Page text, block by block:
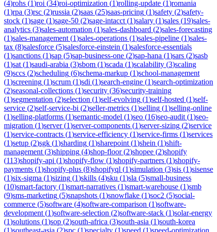
(4)rohs (1)roi (34)roi-optimization (1)rolling-update (1)romania
(1)rpa (3)rsc (2)russia (2)saas (25)saas-pricing (1)safety (2)safety-
stock (1)sage (1)sage-50 (2)sage-intacct (1)salary (1)sales (19)sales-
analytics (3)sales-automation (1)sales-dashboard (2)sales-forecasting
(1)sales-management (1)sales-operations (1)sales-pipeline (1)sales-
tax (8)salesforce (5)salesforce-einstein (1)salesforce-essentials
(1)sanctions (1)sap (5)sap-business-one (2)sap-hana (1)sars (2)sasb
(1)sat (1)saudi-arabia (3)sbom (1)scada (1)scalability (3)scaling
(9)sccs (2)scheduling (6)schema-markup (1)school-management
(1)screening (1)scrum (1)sdi (1)search-engine (1)search-optimization
(2)seasonal-collections (1)security (36)security-training
(1)segmentation (2)selection (1)self-evolving (1)self-hosted (1)self-
service (2)self-service-bi (2)seller-metrics (1)selling (1)selling-online
(1)selling-platforms (1)semantic-model (1)seo (16)seo-audit (1)seo-
migration (1)server(1)server-components (1)server-sizing (2)service
(1)service-contracts (1)service-efficiency (1)service-firms (1)services
(1)setup (2)sgk (1)sharding (1)sharepoint (1)shein (1)shift-
management (3)shipping (4)shop-floor(2)shopee (2)shopify
(113)shopify-api (1)shopify-flow (1)shopify-partners (1)shopify-
payments (1)shopify-plus (8)shopifyql (1)simulation (3)sis (1)sisense
(1)six-sigma (1)sizing (1)skills (4)sku (1)sla (5)small-business
(10)smart-factory (1)smart-narratives (1)smart-warehouse (1)smb
(9)sms-marketing (5)snapshots (1)snowflake (1)soc2 (5)social-
commerce (5)software (4)software-comparison (1)software-
development (1)software-selection (2)software-stack (1)solar-energy
(1)solutions (1)sop (2)south-africa (3)south-asia (1)south-korea
(1)southeast-asia (2)spc (1)specialty (1)speed (1)speed-optimization